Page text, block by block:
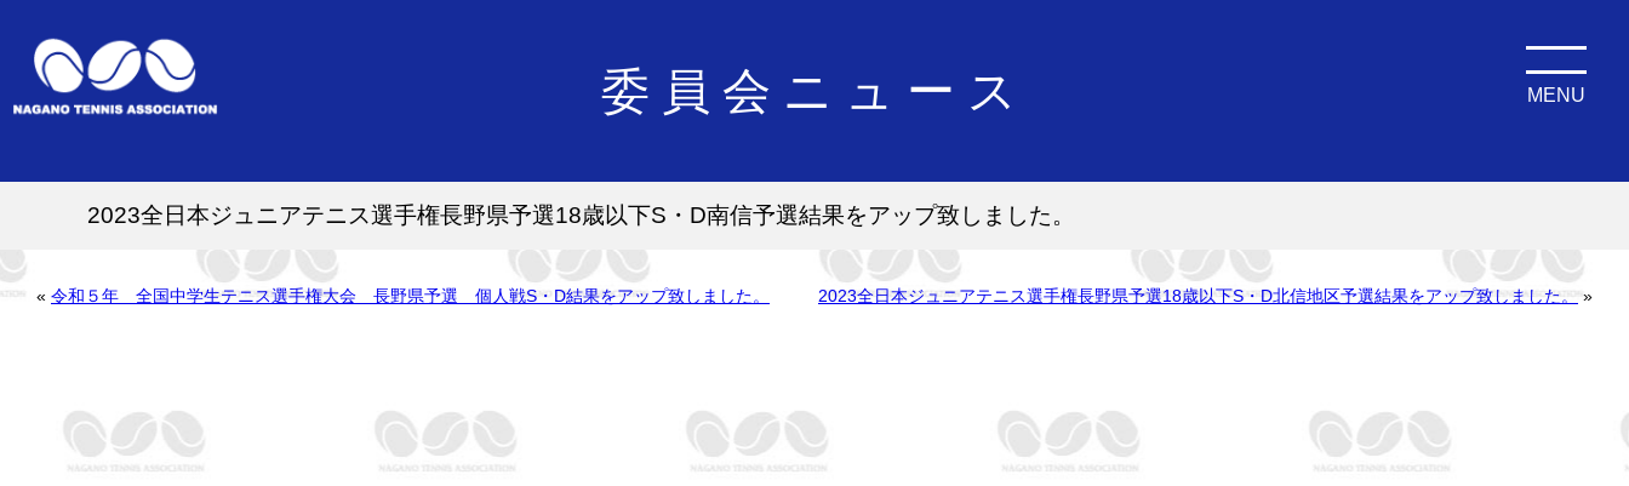
委員会ニュース MENU
2023全日本ジュニアテニス選手権長野県予選18歳以下S・D南信予選結果をアップ致しました。
« 令和５年 全国中学生テニス選手権大会 長野県予選 個人戦S・D結果をアップ致しました。 2023全日本ジュニアテニス選手権長野県予選18歳以下S・D北信地区予選結果をアップ致しました。 »